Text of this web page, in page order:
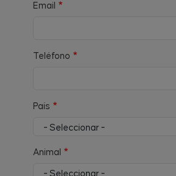
Email
Teléfono
País
Animal